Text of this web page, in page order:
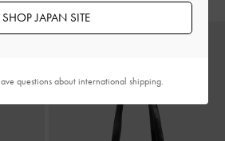
SHOP JAPAN SITE
questions about international shipping.